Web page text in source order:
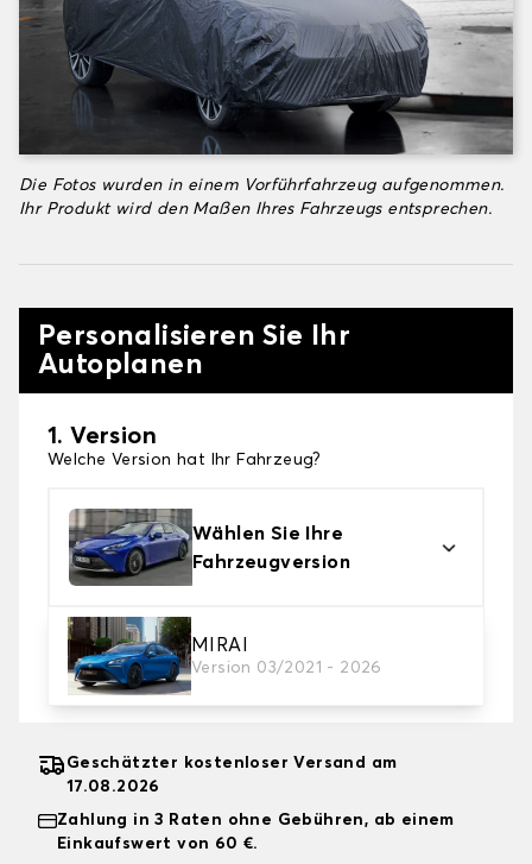
Die Fotos wurden in einem Vorführfahrzeug aufgenommen.
Ihr Produkt wird den Maßen Ihres Fahrzeugs entsprechen.
Personalisieren Sie Ihr
Autoplanen
1. Version
Welche Version hat Ihr Fahrzeug?
Wählen Sie Ihre
Fahrzeugversion
MIRAI
Version 03/2021 - 2026
2. Schutzniveau
Wählen Sie die passende Abdeckplane für Ihre
Bedürfnisse aus
Geschätzter kostenloser Versand am
17.08.2026
Zahlung in 3 Raten ohne Gebühren, ab einem
Einkaufswert von 60 €.